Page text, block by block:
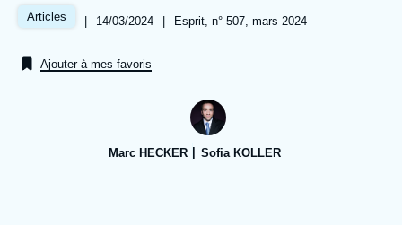
À propos de l'Ifri
Proche-Orient
Articles |
Date
publication
14/03/2024 | Références
Esprit, n° 507, mars 2024
Ajouter à mes favoris
Marc HECKER Sofia KOLLER